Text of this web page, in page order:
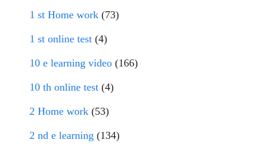
1 st Home work (73)
1 st online test (4)
10 e learning video (166)
10 th online test (4)
2 Home work (53)
2 nd e learning (134)